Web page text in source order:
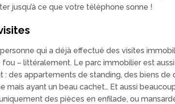
jusqu’à ce que votre téléphone sonne !
qui a déjà effectué des visites
fou – littéralement. Le parc immobilier est
: des appartements de standing, des biens
mais ayant un beau cachet… Et aussi
des pièces en enfilade, ou